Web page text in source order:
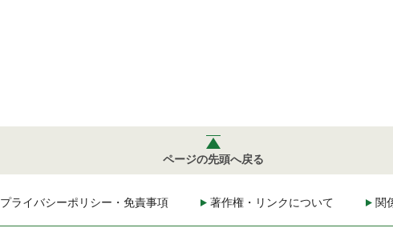
ページの先頭へ戻る
プライバシーポリシー・免責事項 著作権・リンクについて 関